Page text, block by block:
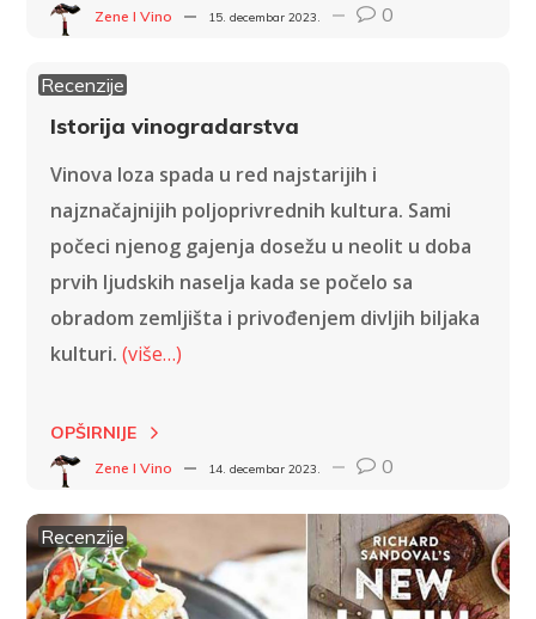
Zene I Vino 15. decembar 2023. 0
Recenzije
Istorija vinogradarstva
Vinova loza spada u red najstarijih i
najznačajnijih poljoprivrednih kultura. Sami
počeci njenog gajenja dosežu u neolit u doba
prvih ljudskih naselja kada se počelo sa
obradom zemljišta i privođenjem divljih biljaka
kulturi. (više…)
OPŠIRNIJE
Zene I Vino 14. decembar 2023. 0
Recenzije